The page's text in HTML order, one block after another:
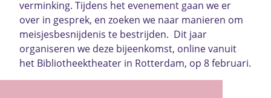
verminking. Tijdens het evenement gaan we er
over in gesprek, en zoeken we naar manieren om
meisjesbesnijdenis te bestrijden. Dit jaar
organiseren we deze bijeenkomst, online vanuit
het Bibliotheektheater in Rotterdam, op 8 februari.